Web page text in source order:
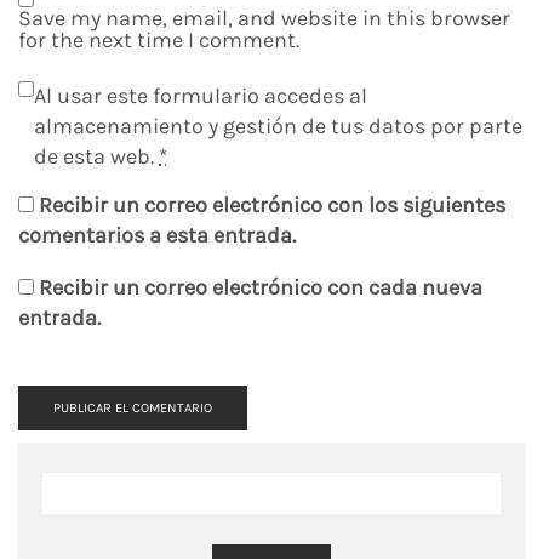
Save my name, email, and website in this browser
for the next time I comment.
Al usar este formulario accedes al
almacenamiento y gestión de tus datos por parte
de esta web. *
Recibir un correo electrónico con los siguientes
comentarios a esta entrada.
Recibir un correo electrónico con cada nueva
entrada.